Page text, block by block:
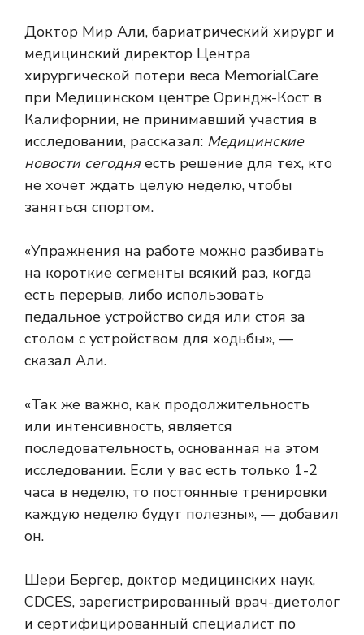
Доктор Мир Али, бариатрический хирург и
медицинский директор Центра
хирургической потери веса MemorialCare
при Медицинском центре Ориндж-Кост в
Калифорнии, не принимавший участия в
исследовании, рассказал: Медицинские
новости сегодняесть решение для тех, кто
не хочет ждать целую неделю, чтобы
заняться спортом.
«Упражнения на работе можно разбивать
на короткие сегменты всякий раз, когда
есть перерыв, либо использовать
педальное устройство сидя или стоя за
столом с устройством для ходьбы», —
сказал Али.
«Так же важно, как продолжительность
или интенсивность, является
последовательность, основанная на этом
исследовании. Если у вас есть только 1-2
часа в неделю, то постоянные тренировки
каждую неделю будут полезны», — добавил
он.
Шери Бергер, доктор медицинских наук,
CDCES, зарегистрированный врач-диетолог
и сертифицированный специалист по